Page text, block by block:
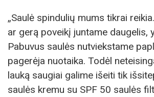
„Saulė spindulių mums tikrai
ar gerą poveikį juntame daugelis,
Pabuvus saulės nutviekstame
pagerėja nuotaika. Todėl
lauką saugiai galime išeiti tik
saulės kremu su SPF 50 saulės